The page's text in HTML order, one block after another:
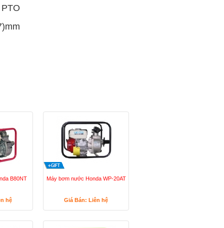
B80NT
hệ
Máy bơm nước Honda WP-20AT
Giá Bán: Liên hệ